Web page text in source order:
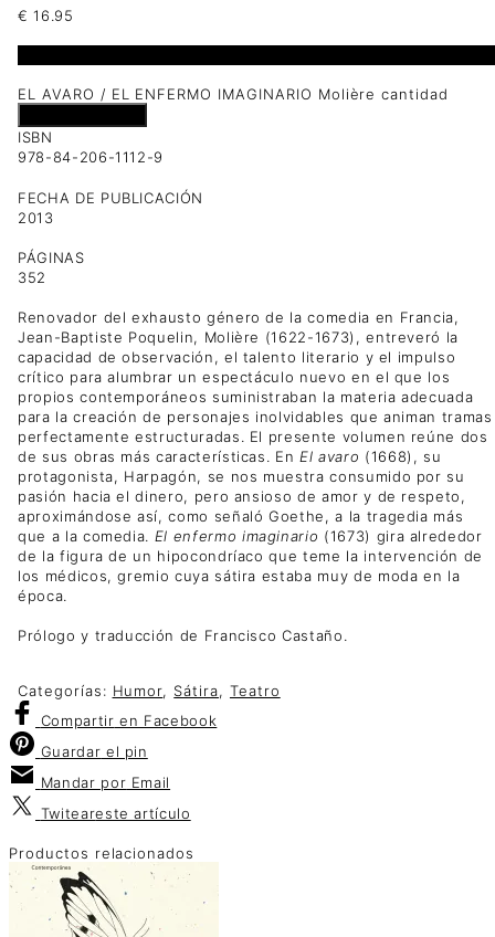
€ 16.95
EL AVARO / EL ENFERMO IMAGINARIO Molière cantidad
ISBN
978-84-206-1112-9
FECHA DE PUBLICACIÓN
2013
PÁGINAS
352
Renovador del exhausto género de la comedia en Francia,
Jean-Baptiste Poquelin, Molière (1622-1673), entreveró la
capacidad de observación, el talento literario y el impulso
crítico para alumbrar un espectáculo nuevo en el que los
propios contemporáneos suministraban la materia adecuada
para la creación de personajes inolvidables que animan tramas
perfectamente estructuradas. El presente volumen reúne dos
de sus obras más características. EnEl avaro (1668), su
protagonista, Harpagón, se nos muestra consumido por su
pasión hacia el dinero, pero ansioso de amor y de respeto,
aproximándose así, como señaló Goethe, a la tragedia más
que a la comedia. El enfermo imaginario (1673) gira alrededor
de la figura de un hipocondríaco que teme la intervención de
los médicos, gremio cuya sátira estaba muy de moda en la
época.
Prólogo y traducción de Francisco Castaño.
Categorías: Humor, Sátira, Teatro
Compartir en Facebook
Guardar el pin
Mandar por Email
Twiteareste artículo
Productos relacionados